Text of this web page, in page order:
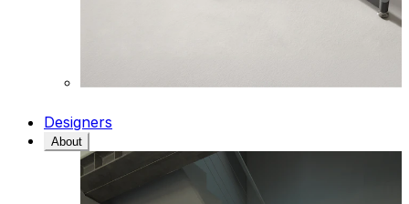
Designers
About